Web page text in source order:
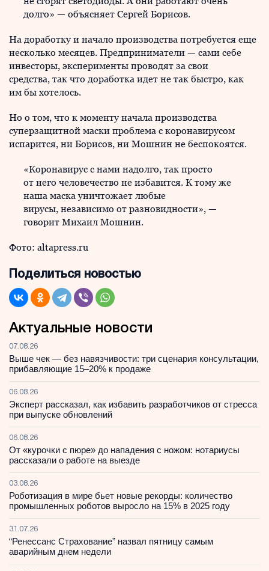
долго» — объясняет Сергей Борисов.
На доработку и начало производства потребуется еще
несколько месяцев. Предприниматели — сами себе
инвесторы, эксперименты проводят за свои
средства, так что доработка идет не так быстро, как
им бы хотелось.
Но о том, что к моменту начала производства
суперзащитной маски проблема с коронавирусом
испарится, ни Борисов, ни Мошнин не беспокоятся.
«Коронавирус с нами надолго, так просто
от него человечество не избавится. К тому же
наша маска уничтожает любые
вирусы, независимо от разновидности», —
говорит Михаил Мошнин.
Фото: altapress.ru
Поделиться новостью
Актуальные новости
07.08.26
Выше чек — без навязчивости: три сценария консультации,
прибавляющие 15–20% к продаже
06.08.26
Эксперт рассказал, как избавить разработчиков от стресса
при выпуске обновлений
06.08.26
От «курочки с пюре» до нападения с ножом: нотариусы
рассказали о работе на выезде
03.08.26
Роботизация в мире бьет новые рекорды: количество
промышленных роботов выросло на 15% в 2025 году
31.07.26
“Ренессанс Страхование” назвал пятницу самым
аварийным днем недели